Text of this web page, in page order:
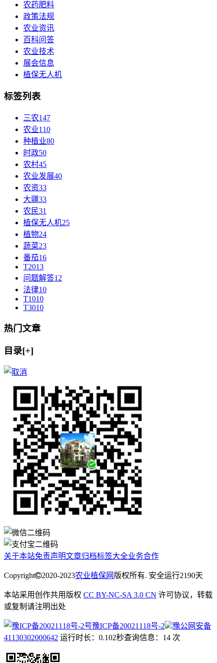
农药肥料
政策法规
农业资讯
百科问答
农业技术
展会信息
植保无人机
标签列表
三农147
农业110
种植业80
时政50
农村45
农业发展40
农资33
大疆33
农民31
植保无人机25
植物24
蔬菜23
番茄16
T2013
问题解答12
法律10
T1010
T3010
热门文章
目录[+]
关于本站免责声明文章归档标签大全业务合作
Copyright 2020-2023农业植保网 版权所有. 安全运行2190天
本站采用创作共用版权 CC BY-NC-SA 3.0 CN 许可协议，转载
或复制请注明出处
豫ICP备20021118号-2
豫公网安备
41130302000642 运行时长：0.102秒查询信息：14 次